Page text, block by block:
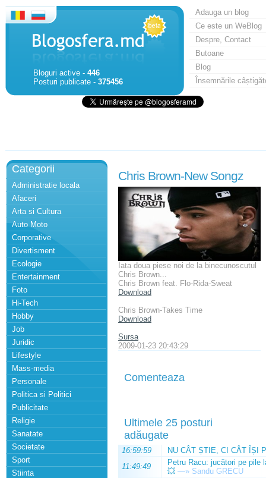
Bloguri active - 446
Posturi publicate - 375456
Adauga un blog
Ce este un WeBlog
Despre, Contact
Butoane
Blog
Însemnările
Categorii
Administratie locala
Afaceri
Arta si Cultura
Auto Moto
Corporative
Divertisment
Ecologie
Entertainment
Foto
Hi-Tech
Hobby
Job
Juridic
Lifestyle
Mass-media
Personale
Politica si Politici
Publicitate
Religie
Sanatate
Societate
Sport
Stiinta
Chris Brown-New Songz
Iata doua piese noi de la binecunoscutul
Chris Brown...
Chris Brown feat. Flo-Rida-Sweat
Download
Chris Brown-Takes Time
Download
Sursa
2009-01-23 20:43:29
Comenteaza
Ultimele 25 posturi
adăugate
16:59:59
NU CÂT ȘTIE, CI CÂT ÎȘI
11:49:49
Petru Racu: jucători pe pile
💥 —» Sandu GRECU